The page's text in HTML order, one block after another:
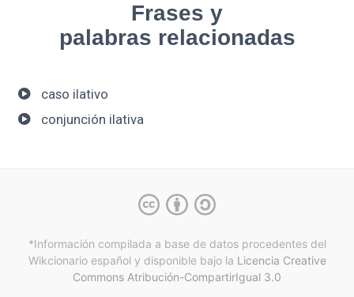
Frases y
palabras relacionadas
caso ilativo
conjunción ilativa
*Información compilada a base de datos procedentes del
Wikcionario español y disponible bajo la Licencia Creative
Commons Atribución-CompartirIgual 3.0